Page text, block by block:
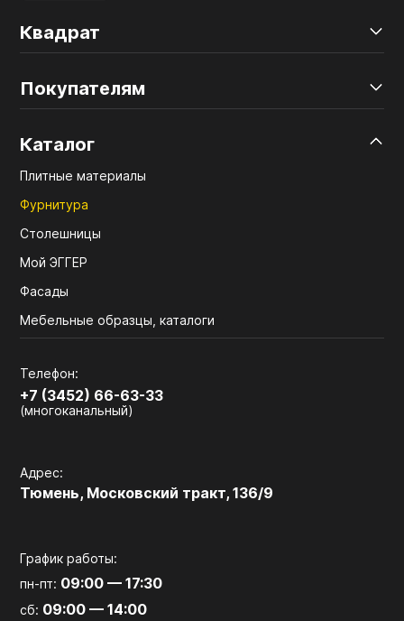
Квадрат
Покупателям
Каталог
Плитные материалы
Фурнитура
Столешницы
Мой ЭГГЕР
Фасады
Мебельные образцы, каталоги
Телефон:
+7 (3452) 66-63-33
(многоканальный)
Адрес:
Тюмень, Московский тракт, 136/9
График работы:
пн-пт: 09:00 — 17:30
сб: 09:00 — 14:00